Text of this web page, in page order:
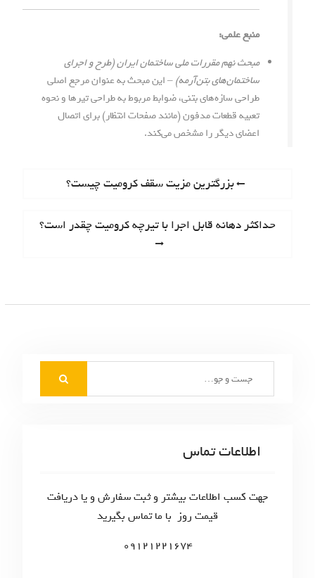
منبع علمی:
مبحث نهم مقررات ملی ساختمان ایران (طرح و اجرای
ساختمان‌های بتن‌آرمه)– این مبحث به عنوان مرجع اصلی
طراحی سازه‌های بتنی، ضوابط مربوط به طراحی تیرها و نحوه
تعبیه قطعات مدفون (مانند صفحات انتظار) برای اتصال
اعضای دیگر را مشخص می‌کند.
ی
P
s
s
t
:
بزرگترین مزیت سقف کرومیت چیست؟
N
:
حداکثر دهانه قابل اجرا با تیرچه کرومیت چقدر است؟
اطلاعات تماس
جهت کسب اطلاعات بیشتر و ثبت سفارش و یا دریافت
قیمت روز با ما تماس بگیرید
09121221674